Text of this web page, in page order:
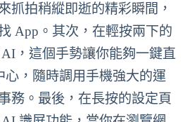
抓拍稍縱即逝的精彩瞬間，
App。其次，在輕按兩下的
，這個手勢讓你能夠一鍵直
，隨時調用手機強大的運
務。最後，在長按的設定頁